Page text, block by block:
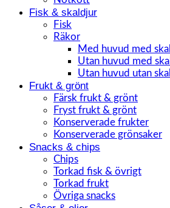
Fisk & skaldjur
Fisk
Räkor
Med huvud med skal
Utan huvud med skal
Utan huvud utan skal
Frukt & grönt
Färsk frukt & grönt
Fryst frukt & grönt
Konserverade frukter
Konserverade grönsaker
Snacks & chips
Chips
Torkad fisk & övrigt
Torkad frukt
Övriga snacks